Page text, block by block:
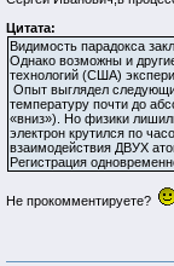
Цитата:
Видимость парадокса
Однако возможны и
технологий (США)
Опыт выглядел
температуру почти до
«вниз»). Но физики
электрон крутился по
взаимодействия ДВУХ
Регистрация
Не прокомментируете?